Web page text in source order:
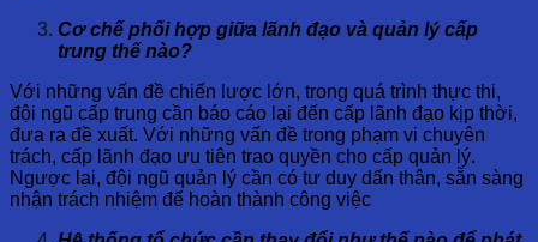
Cơ chế phối hợp giữa lãnh đạo và quản lý cấp
trung thế nào?
Với những vấn đề chiến lược lớn, trong quá trình thực thi,
đội ngũ cấp trung cần báo cáo lại đến cấp lãnh đạo kịp thời,
đưa ra đề xuất. Với những vấn đề trong phạm vi chuyên
trách, cấp lãnh đạo ưu tiên trao quyền cho cấp quản lý.
Ngược lại, đội ngũ quản lý cần có tư duy dấn thân, sẵn sàng
nhận trách nhiệm để hoàn thành công việc